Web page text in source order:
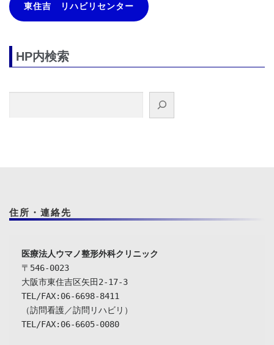
東住吉 リハビリセンター
HP内検索
住所・連絡先
〒546-0023
大阪市東住吉区矢田2-17-3
TEL/FAX:06-6698-8411
（訪問看護／訪問リハビリ）
TEL/FAX:06-6605-0080